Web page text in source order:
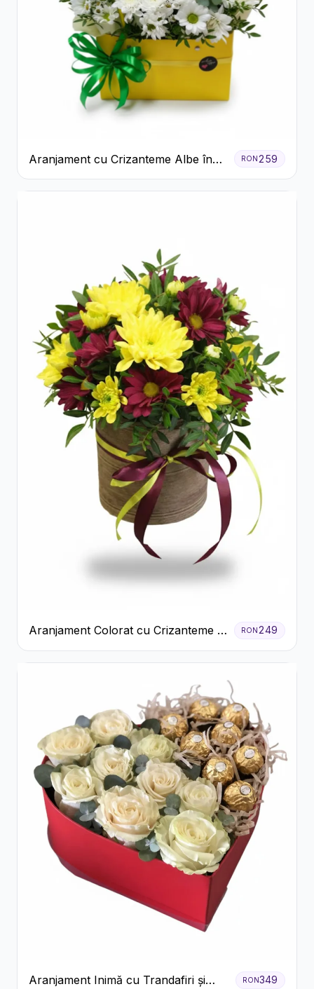
Aranjament cu Crizanteme Albe în
Cutie Galbenă
RON 259
Aranjament Colorat cu Crizanteme în
Cutie Rustică
RON249
Aranjament Inimă cu Trandafiri și
RON349